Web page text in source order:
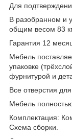
Для
В разобранном и
общим весом 83
Гарантия 12
Мебель
упаковке
фурнитурой и
Все отверстия
Мебель
Комплектация:
Схема сборки.